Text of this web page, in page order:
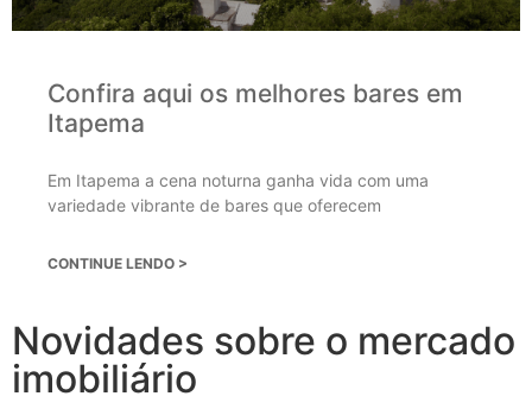
Confira aqui os melhores bares em
Itapema
Em Itapema a cena noturna ganha vida com uma
variedade vibrante de bares que oferecem
CONTINUE LENDO >
Novidades sobre o mercado
imobiliário